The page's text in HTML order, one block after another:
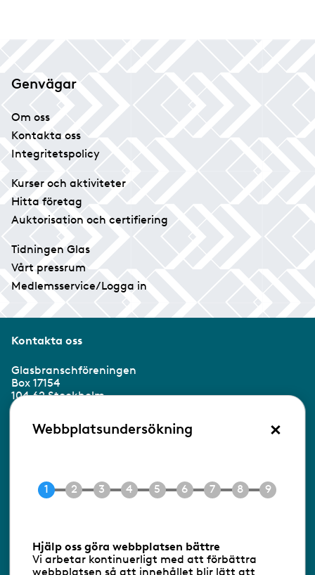
Genvägar
Om oss
Kontakta oss
Integritetspolicy
Kurser och aktiviteter
Hitta företag
Auktorisation och certifiering
Tidningen Glas
Vårt pressrum
Medlemsservice/Logga in
Kontakta oss
Glasbranschföreningen
Box 17154
104 62 Stockholm
Besöksadress:
Ringvägen 100
E-post info@gbf.se
Följ oss via RSS
Webbplatsundersökning ×
Hjälp oss göra webbplatsen bättre
Vi arbetar kontinuerligt med att förbättra
webbplatsen så att innehållet blir lätt att